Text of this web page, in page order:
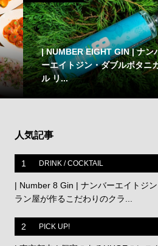
| NUMBER EIGHT GIN | ナン
ーエイトジン・ダブルボタニ
ル リ...
人気記事
1 DRINK / COCKTAIL
| Number 8 Gin | ナンバーエイトジン
ラン屋が作るこだわりのクラ...
2 PICK UP!